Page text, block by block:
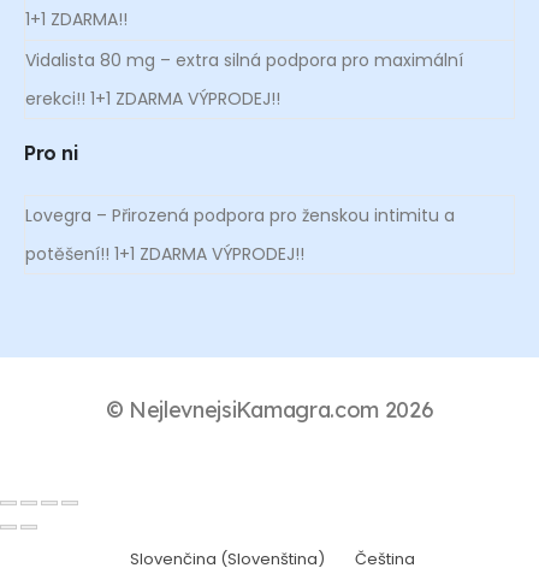
1+1 ZDARMA!!
Vidalista 80 mg – extra silná podpora pro maximální
erekci!! 1+1 ZDARMA VÝPRODEJ!!
Pro ni
Lovegra – Přirozená podpora pro ženskou intimitu a
potěšení!! 1+1 ZDARMA VÝPRODEJ!!
© NejlevnejsiKamagra.com 2026
Slovenčina (Slovenština) Čeština